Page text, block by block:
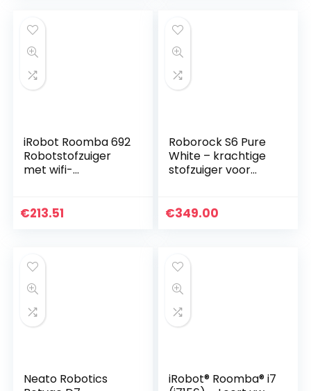
iRobot Roomba 692
Robotstofzuiger
met wifi-
reinigingssysteem
€213.51
Roborock S6 Pure
White – krachtige
stofzuiger voor
watertank 180 ml,
€349.00
Neato Robotics
iRobot® Roomba® i7